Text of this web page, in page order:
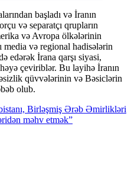
başladı və İranın
və separatçı qrupların
və Avropa ölkələrinin
media və regional hadisələrin
edərək İrana qarşı siyasi,
çeviriblər. Bu layihə İranın
qüvvələrinin və Bəsiclərin
olub.
Birləşmiş Ərəb Əmirlikləri
məhv etmək”